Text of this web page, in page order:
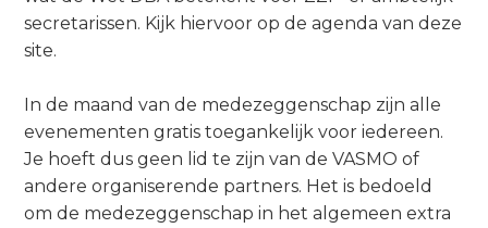
secretarissen. Kijk hiervoor op de agenda van deze
site.
In de maand van de medezeggenschap zijn alle
evenementen gratis toegankelijk voor iedereen.
Je hoeft dus geen lid te zijn van de VASMO of
andere organiserende partners. Het is bedoeld
om de medezeggenschap in het algemeen extra